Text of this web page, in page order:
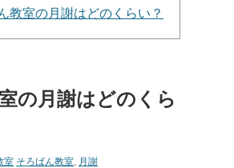
の月謝はどのくら
室 そろばん教室, 月謝